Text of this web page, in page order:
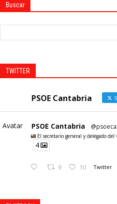
Buscar
TWITTER
PSOE Cantabria
Avatar PSOE Cantabria
El secretario general y delegado
4
9 10 Twitter